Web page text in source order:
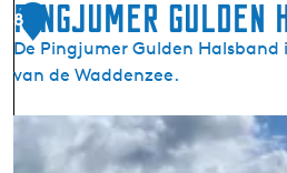
o
e
n
8
Pingjumer Gulden
De Pingjumer Gulden
van de Waddenzee.